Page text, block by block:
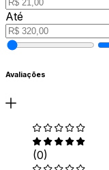
Até
Avaliações
(0)